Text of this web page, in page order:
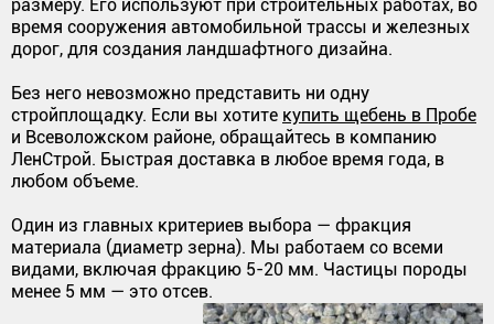
размеру. Его используют при строительных работах, во
время сооружения автомобильной трассы и железных
дорог, для создания ландшафтного дизайна.
Без него невозможно представить ни одну
стройплощадку. Если вы хотите купить щебень в Пробе
и Всеволожском районе, обращайтесь в компанию
ЛенСтрой. Быстрая доставка в любое время года, в
любом объеме.
Один из главных критериев выбора — фракция
материала (диаметр зерна). Мы работаем со всеми
видами, включая фракцию 5-20 мм. Частицы породы
менее 5 мм — это отсев.